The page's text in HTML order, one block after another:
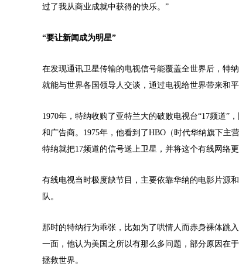
过了我从商业成就中获得的快乐。”
“要让新闻成为明星”
在发现通讯卫星传输的电视信号能覆盖全世界后，特
就能与世界各国领导人交谈，通过电视给世界带来和
1970年，特纳收购了亚特兰大的破败电视台“17频道”
和广告商。1975年，他看到了HBO（时代华纳旗下主
特纳就把17频道的信号送上卫星，并将这个有线网络
有线电视当时极度缺节目，主要依靠华纳的电影片源
队。
那时的特纳行为乖张，比如为了哄情人而赤身裸体跳
一面，他认为美国之所以有那么多问题，部分原因在
拯救世界。